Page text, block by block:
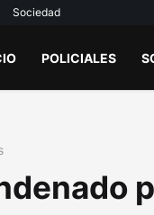
Sociedad
POLICIALES